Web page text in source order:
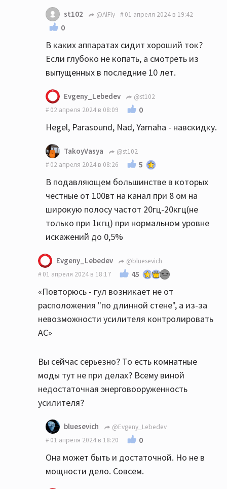
От тож!👍
st102 @AlFly 01 апреля 2024 в 19:42
0
В каких аппаратах сидит хороший ток?
Если глубоко не копать, а смотреть из
выпущенных в последние 10 лет.
Evgeny_Lebedev
@st102
02 апреля 2024 в 08:09
0
Hegel, Parasound, Nad, Yamaha - навскидку.
TakoyVasya
@st102
02 апреля 2024 в 08:26
5
В подавляющем большинстве в которых
честные от 100вт на канал при 8 ом на
широкую полосу частот 20гц-20кгц(не
только при 1кгц) при нормальном уровне
искажений до 0,5%
Evgeny_Lebedev
@bluesevich
01 апреля 2024 в 18:17
45
«Повторюсь - гул возникает не от
расположения "по длинной стене", а из-за
невозможности усилителя контролировать
АС»
Вы сейчас серьезно? То есть комнатные
моды тут не при делах? Всему виной
недостаточная энерговооруженность
усилителя?
bluesevich
@Evgeny_Lebedev
01 апреля 2024 в 18:20
0
Она может быть и достаточной. Но не в
мощности дело. Совсем.